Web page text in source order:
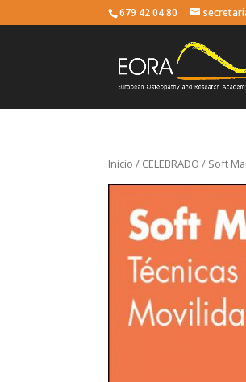
679 42 04 80
Inicio / CELEBRADO / Soft